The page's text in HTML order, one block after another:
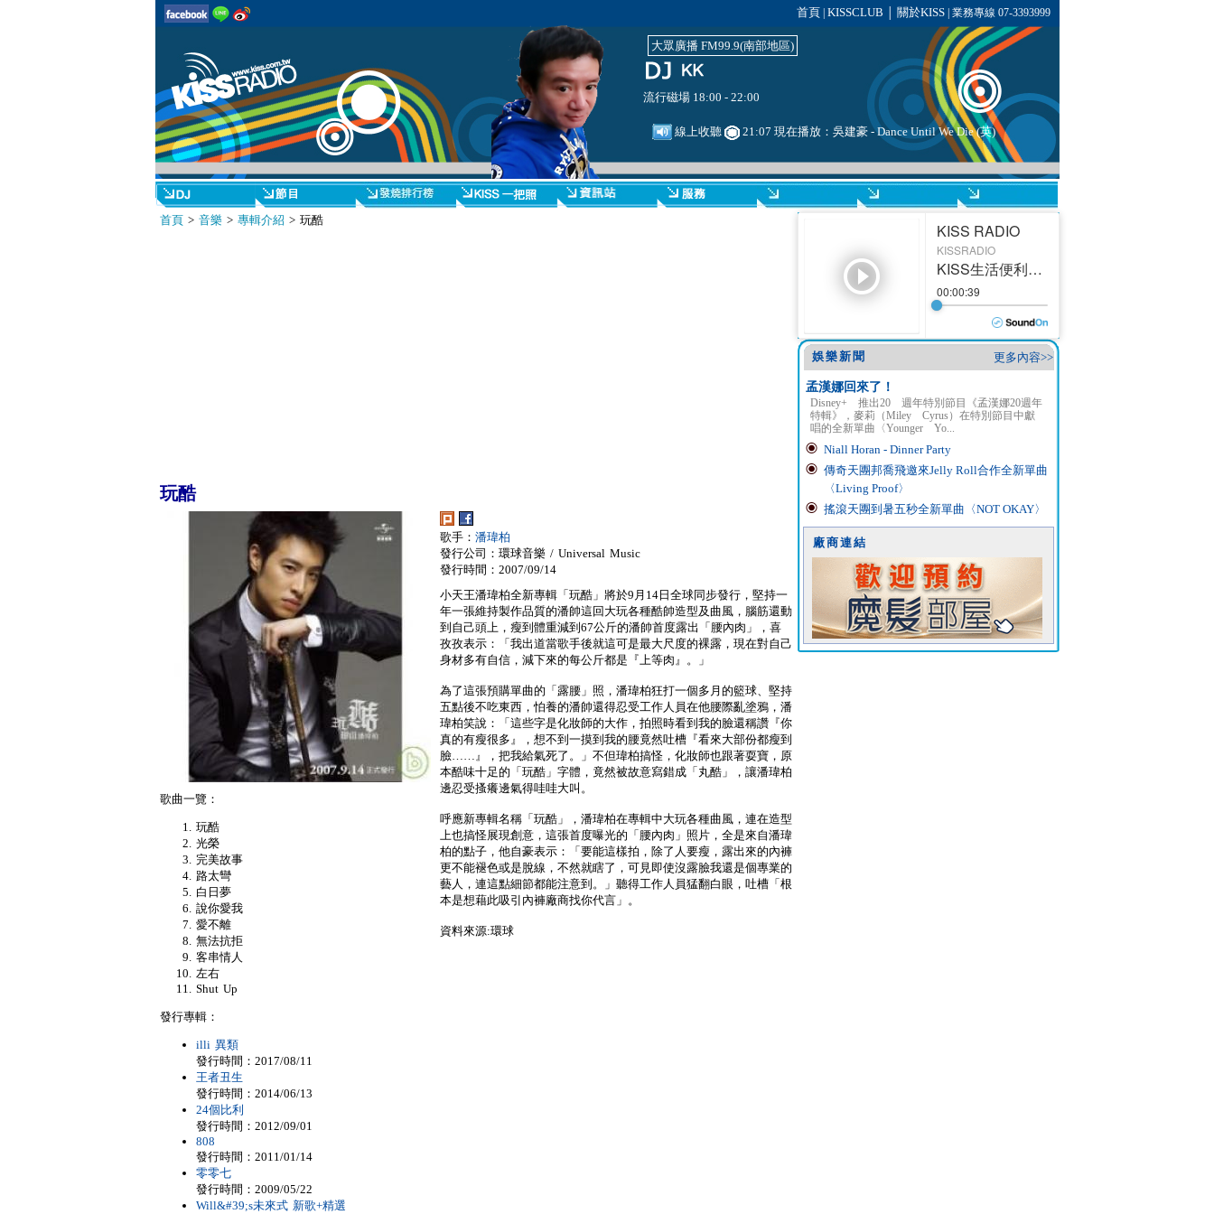
首頁 KISSCLUB 關於KISS| 業務專線 07-3393999
大眾廣播 FM99.9(南部地區)
流行磁場 18:00 - 22:00
線上收聽 21:07 現在播放： 吳建豪- Dance Until We Die (英)
首頁> 音樂> 專輯介紹 > 玩酷
玩酷
歌手： 潘瑋柏
發行公司：環球音樂 / Universal Music
發行時間：2007/09/14
小天王潘瑋柏全新專輯「玩酷」將於9月14日全球同步發行，堅持一
年一張維持製作品質的潘帥這回大玩各種酷帥造型及曲風，腦筋還動
到自己頭上，瘦到體重減到67公斤的潘帥首度露出「腰內肉」，喜
孜孜表示：「我出道當歌手後就這可是最大尺度的裸露，現在對自己
身材多有自信，減下來的每公斤都是『上等肉』。」
為了這張預購單曲的「露腰」照，潘瑋柏狂打一個多月的籃球、堅持
五點後不吃東西，怕養的潘帥還得忍受工作人員在他腰際亂塗鴉，潘
瑋柏笑說：「這些字是化妝師的大作，拍照時看到我的臉還稱讚『你
真的有瘦很多』，想不到一摸到我的腰竟然吐槽『看來大部份都瘦到
臉……』，把我給氣死了。」不但瑋柏搞怪，化妝師也跟著耍寶，原
本酷味十足的「玩酷」字體，竟然被故意寫錯成「丸酷」，讓潘瑋柏
邊忍受搔癢邊氣得哇哇大叫。
呼應新專輯名稱「玩酷」，潘瑋柏在專輯中大玩各種曲風，連在造型
上也搞怪展現創意，這張首度曝光的「腰內肉」照片，全是來自潘瑋
柏的點子，他自豪表示：「要能這樣拍，除了人要瘦，露出來的內褲
更不能褪色或是脫線，不然就瞎了，可見即使沒露臉我還是個專業的
藝人，連這點細節都能注意到。」聽得工作人員猛翻白眼，吐槽「根
本是想藉此吸引內褲廠商找你代言」。
資料來源:環球
歌曲一覽：
玩酷
光榮
完美故事
路太彎
白日夢
說你愛我
愛不離
無法抗拒
客串情人
左右
Shut Up
發行專輯：
illi 異類
發行時間：2017/08/11
王者丑生
發行時間：2014/06/13
24個比利
發行時間：2012/09/01
808
發行時間：2011/01/14
零零七
發行時間：2009/05/22
Will&#39;s未來式 新歌+精選
更多內容>>
娛樂新聞
孟漢娜回來了！
Disney+ 推出20 週年特別節目《孟漢娜20週年
特輯》，麥莉（Miley Cyrus）在特別節目中獻
唱的全新單曲〈Younger Yo...
Niall Horan - Dinner Party
傳奇天團邦喬飛邀來Jelly Roll合作全新單曲
〈Living Proof〉
搖滾天團到暑五秒全新單曲〈NOT OKAY〉
廠商連結